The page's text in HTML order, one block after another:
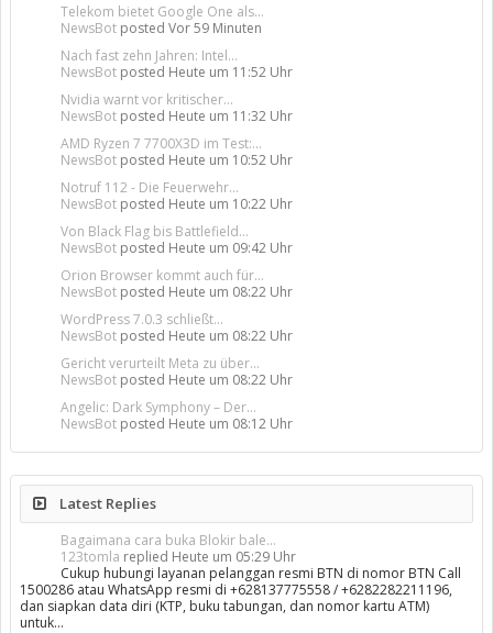
Telekom bietet Google One als...
NewsBot posted Vor 59 Minuten
Nach fast zehn Jahren: Intel...
NewsBot posted Heute um 11:52 Uhr
Nvidia warnt vor kritischer...
NewsBot posted Heute um 11:32 Uhr
AMD Ryzen 7 7700X3D im Test:...
NewsBot posted Heute um 10:52 Uhr
Notruf 112 - Die Feuerwehr...
NewsBot posted Heute um 10:22 Uhr
Von Black Flag bis Battlefield...
NewsBot posted Heute um 09:42 Uhr
Orion Browser kommt auch für...
NewsBot posted Heute um 08:22 Uhr
WordPress 7.0.3 schließt...
NewsBot posted Heute um 08:22 Uhr
Gericht verurteilt Meta zu über...
NewsBot posted Heute um 08:22 Uhr
Angelic: Dark Symphony – Der...
NewsBot posted Heute um 08:12 Uhr
Latest Replies
Bagaimana cara buka Blokir bale...
123tomla replied Heute um 05:29 Uhr
Cukup hubungi layanan pelanggan resmi BTN di nomor BTN Call
1500286 atau WhatsApp resmi di +628137775558 / +6282282211196,
dan siapkan data diri (KTP, buku tabungan, dan nomor kartu ATM)
untuk…